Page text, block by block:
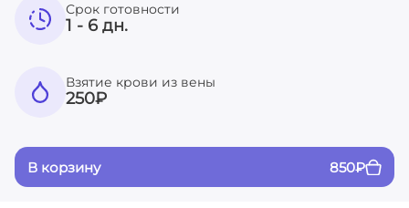
Срок готовности
1 - 6 дн.
Взятие крови из вены
250₽
В корзину 850₽